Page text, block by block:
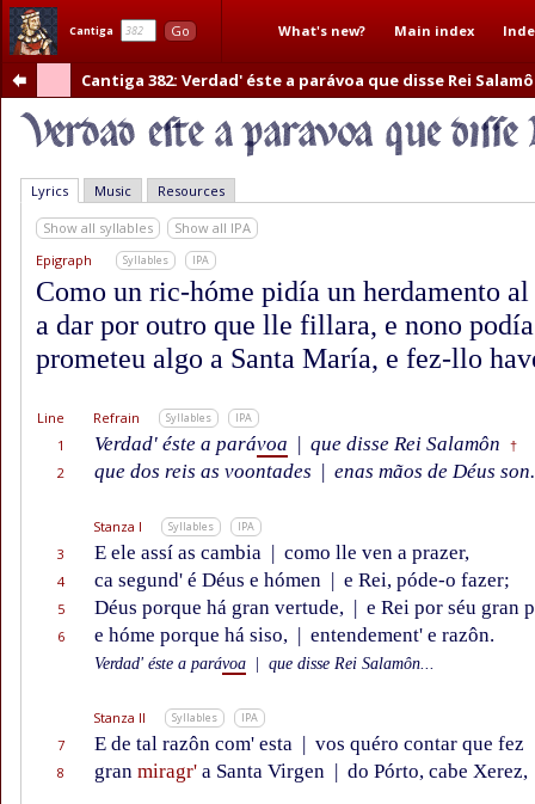
Cantiga Go What's new? Main index
Cantiga 382: Verdad' éste a parávoa que disse Rei
Lyrics Music Resources
Show all syllables
Show all IPA
Epigraph
Syllables IPA
Como un ric-hóme pidía un herdamento
a dar por outro que lle fillara, e nono
prometeu algo a Santa María, e fez-llo
Line Refrain Syllables IPA
1 Verdad' éste a parávoa | que disse Rei Salamôn †
2 que dos reis as voontades | enas mãos de Déus son.
Stanza I Syllables IPA
3 E ele assí as cambia | como lle ven a prazer,
4 ca segund' é Déus e hómen | e Rei, póde-o fazer;
5 Déus porque há gran vertude, | e Rei por séu gran
6 e hóme porque há siso, | entendement' e razôn.
Verdad' éste a parávoa que disse Rei Salamôn...
Stanza II Syllables IPA
7 E de tal razôn com' esta | vos quéro contar que fez
8 gran miragr' a Santa Virgen | do Pórto, cabe Xerez,